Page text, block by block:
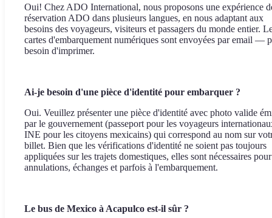
Oui! Chez ADO International, nous proposons une expérience
réservation ADO dans plusieurs langues, en nous adaptant aux
besoins des voyageurs, visiteurs et passagers du monde entier.
cartes d'embarquement numériques sont envoyées par email —
besoin d'imprimer.
Ai-je besoin d'une pièce d'identité pour embarquer ?
Oui. Veuillez présenter une pièce d'identité avec photo valide
par le gouvernement (passeport pour les voyageurs
INE pour les citoyens mexicains) qui correspond au nom sur
billet. Bien que les vérifications d'identité ne soient pas toujours
appliquées sur les trajets domestiques, elles sont nécessaires
annulations, échanges et parfois à l'embarquement.
Le bus de Mexico à Acapulco est-il sûr ?